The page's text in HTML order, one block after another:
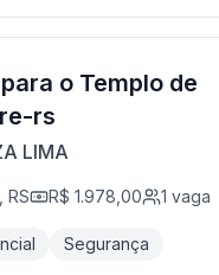
o Templo de
rs
LIMA
RS R$ 1.978,00 1 vaga
Segurança